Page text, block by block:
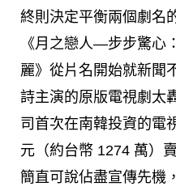
終則決定平衡兩個劇名
《月之戀人—步步驚心
麗》從片名開始就新聞
詩主演的原版電視劇太
司首次在南韓投資的電
元（約台幣 1274 萬）
簡直可說佔盡宣傳先機